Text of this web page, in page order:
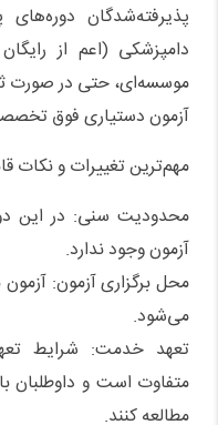
پذیرفته‌شدگان
دامپزشکی (اعم از
موسسه‌ای، حتی در صورت
آزمون دستیاری فوق
مهم‌ترین تغییرات و نکات
محدودیت سنی: در این
آزمون وجود ندارد.
محل برگزاری آزمون:
می‌شود.
تعهد خدمت: شرایط
متفاوت است و داوطلبان
مطالعه کنند.